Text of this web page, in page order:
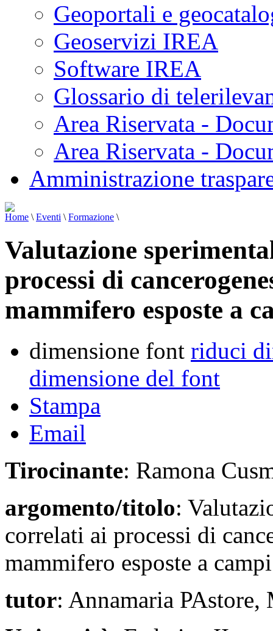
Geoportali e
Geoservizi IREA
Software IREA
Glossario di
Area Riservata -
Area Riservata -
Amministrazione
Home \ Eventi \ Formazione \
Valutazione
processi di
mammifero esposte a
dimensione font riduci
dimensione del font
Stampa
Email
Tirocinante: Ramona
argomento/titolo:
correlati ai processi di
mammifero esposte a
tutor: Annamaria PAstore,